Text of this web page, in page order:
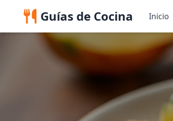
Guías de Cocina Inicio